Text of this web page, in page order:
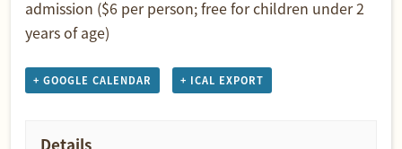
admission ($6 per person; free for children under 2
years of age)
+ GOOGLE CALENDAR + ICAL EXPORT
Details